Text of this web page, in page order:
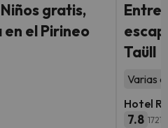
gratis,
en el Pirineo
Entre
Taüll
Varias
Hotel
7.8 1721